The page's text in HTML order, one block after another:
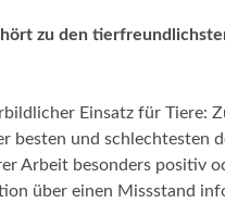
zu den
Einsatz für Tiere:
besten und schlechtesten
Arbeit besonders positiv
über einen Missstand